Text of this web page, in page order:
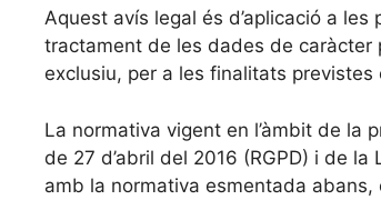
Aquest avís legal és d’aplicació a
tractament de les dades de caràcter
exclusiu, per a les finalitats
La normativa vigent en l’àmbit de la
de 27 d’abril del 2016 (RGPD) i de
amb la normativa esmentada